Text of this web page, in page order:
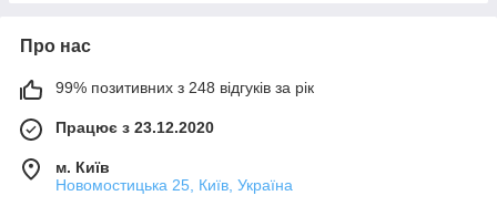
Про нас
99% позитивних з 248 відгуків за рік
Працює з 23.12.2020
м. Київ
Новомостицька 25, Київ, Україна